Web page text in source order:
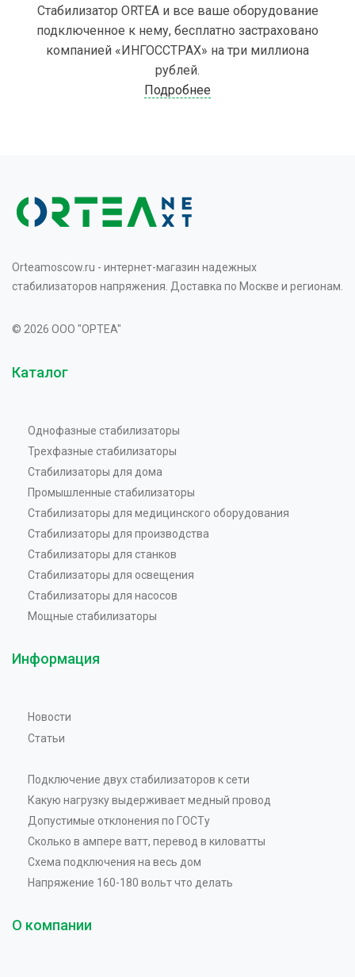
Стабилизатор ORTEA и все ваше оборудование
подключенное к нему, бесплатно застраховано
компанией «ИНГОССТРАХ» на три миллиона
рублей.
Подробнее
Orteamoscow.ru - интернет-магазин надежных
стабилизаторов напряжения. Доставка по Москве и регионам.
© 2026 OOO "OPTEA"
Каталог
Однофазные стабилизаторы
Трехфазные стабилизаторы
Стабилизаторы для дома
Промышленные стабилизаторы
Стабилизаторы для медицинского оборудования
Стабилизаторы для производства
Стабилизаторы для станков
Стабилизаторы для освещения
Стабилизаторы для насосов
Мощные стабилизаторы
Информация
Новости
Статьи
Подключение двух стабилизаторов к сети
Какую нагрузку выдерживает медный провод
Допустимые отклонения по ГОСТу
Сколько в ампере ватт, перевод в киловатты
Схема подключения на весь дом
Напряжение 160-180 вольт что делать
О компании